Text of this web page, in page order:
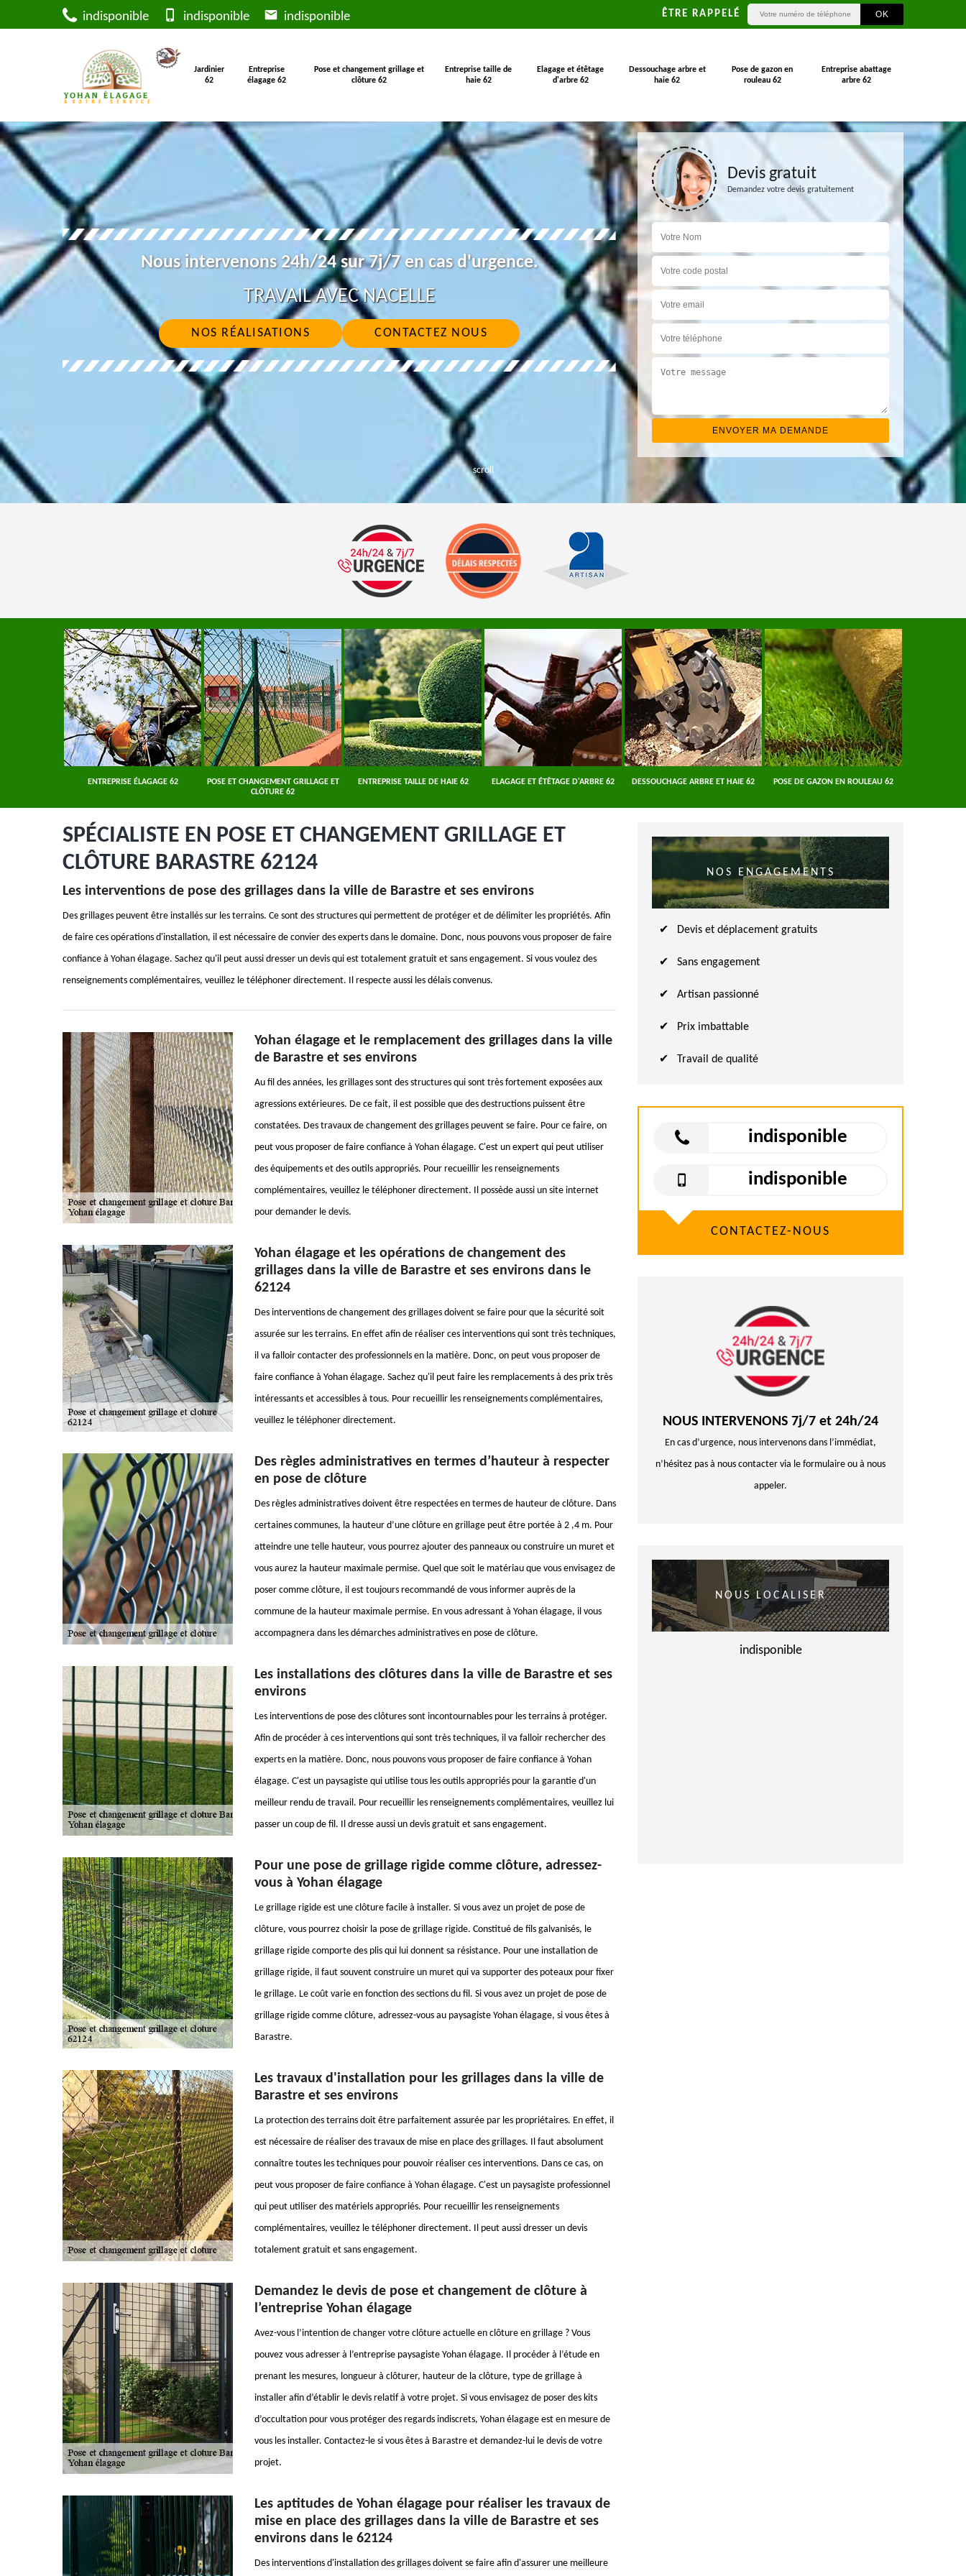
indisponible indisponible indisponible ÊTRE RAPPELÉ
Jardinier
62
Entreprise
élagage 62
Pose et changement grillage et
clôture 62
Entreprise taille de
haie 62
Elagage et étêtage
d'arbre 62
Dessouchage arbre et
haie 62
Pose de gazon en
rouleau 62
Entreprise abattage
arbre 62
scroll
Nous intervenons 24h/24 sur 7j/7 en cas d'urgence.
TRAVAIL AVEC NACELLE
NOS RÉALISATIONS CONTACTEZ NOUS
Devis gratuit
Demandez votre devis gratuitement
ENTREPRISE ÉLAGAGE 62
POSE ET CHANGEMENT GRILLAGE ET
CLÔTURE 62
ENTREPRISE TAILLE DE HAIE 62 ELAGAGE ET ÉTÊTAGE D'ARBRE 62 DESSOUCHAGE ARBRE ET HAIE 62 POSE DE GAZON EN ROULEAU 62
SPÉCIALISTE EN POSE ET CHANGEMENT GRILLAGE ET
CLÔTURE BARASTRE 62124
Les interventions de pose des grillages dans la ville de Barastre et ses environs
Des grillages peuvent être installés sur les terrains. Ce sont des structures qui permettent de protéger et de délimiter les propriétés. Afin
de faire ces opérations d'installation, il est nécessaire de convier des experts dans le domaine. Donc, nous pouvons vous proposer de faire
confiance à Yohan élagage. Sachez qu'il peut aussi dresser un devis qui est totalement gratuit et sans engagement. Si vous voulez des
renseignements complémentaires, veuillez le téléphoner directement. Il respecte aussi les délais convenus.
Yohan élagage et le remplacement des grillages dans la ville
de Barastre et ses environs
Au fil des années, les grillages sont des structures qui sont très fortement exposées aux
agressions extérieures. De ce fait, il est possible que des destructions puissent être
constatées. Des travaux de changement des grillages peuvent se faire. Pour ce faire, on
peut vous proposer de faire confiance à Yohan élagage. C'est un expert qui peut utiliser
des équipements et des outils appropriés. Pour recueillir les renseignements
complémentaires, veuillez le téléphoner directement. Il possède aussi un site internet
pour demander le devis.
Yohan élagage et les opérations de changement des
grillages dans la ville de Barastre et ses environs dans le
62124
Des interventions de changement des grillages doivent se faire pour que la sécurité soit
assurée sur les terrains. En effet afin de réaliser ces interventions qui sont très techniques,
il va falloir contacter des professionnels en la matière. Donc, on peut vous proposer de
faire confiance à Yohan élagage. Sachez qu'il peut faire les remplacements à des prix très
intéressants et accessibles à tous. Pour recueillir les renseignements complémentaires,
veuillez le téléphoner directement.
Des règles administratives en termes d’hauteur à respecter
en pose de clôture
Des règles administratives doivent être respectées en termes de hauteur de clôture. Dans
certaines communes, la hauteur d’une clôture en grillage peut être portée à 2 ,4 m. Pour
atteindre une telle hauteur, vous pourrez ajouter des panneaux ou construire un muret et
vous aurez la hauteur maximale permise. Quel que soit le matériau que vous envisagez de
poser comme clôture, il est toujours recommandé de vous informer auprès de la
commune de la hauteur maximale permise. En vous adressant à Yohan élagage, il vous
accompagnera dans les démarches administratives en pose de clôture.
Les installations des clôtures dans la ville de Barastre et ses
environs
Les interventions de pose des clôtures sont incontournables pour les terrains à protéger.
Afin de procéder à ces interventions qui sont très techniques, il va falloir rechercher des
experts en la matière. Donc, nous pouvons vous proposer de faire confiance à Yohan
élagage. C'est un paysagiste qui utilise tous les outils appropriés pour la garantie d'un
meilleur rendu de travail. Pour recueillir les renseignements complémentaires, veuillez lui
passer un coup de fil. Il dresse aussi un devis gratuit et sans engagement.
Pour une pose de grillage rigide comme clôture, adressez-
vous à Yohan élagage
Le grillage rigide est une clôture facile à installer. Si vous avez un projet de pose de
clôture, vous pourrez choisir la pose de grillage rigide. Constitué de fils galvanisés, le
grillage rigide comporte des plis qui lui donnent sa résistance. Pour une installation de
grillage rigide, il faut souvent construire un muret qui va supporter des poteaux pour fixer
le grillage. Le coût varie en fonction des sections du fil. Si vous avez un projet de pose de
grillage rigide comme clôture, adressez-vous au paysagiste Yohan élagage, si vous êtes à
Barastre.
Les travaux d'installation pour les grillages dans la ville de
Barastre et ses environs
La protection des terrains doit être parfaitement assurée par les propriétaires. En effet, il
est nécessaire de réaliser des travaux de mise en place des grillages. Il faut absolument
connaître toutes les techniques pour pouvoir réaliser ces interventions. Dans ce cas, on
peut vous proposer de faire confiance à Yohan élagage. C'est un paysagiste professionnel
qui peut utiliser des matériels appropriés. Pour recueillir les renseignements
complémentaires, veuillez le téléphoner directement. Il peut aussi dresser un devis
totalement gratuit et sans engagement.
Demandez le devis de pose et changement de clôture à
l’entreprise Yohan élagage
Avez-vous l’intention de changer votre clôture actuelle en clôture en grillage ? Vous
pouvez vous adresser à l’entreprise paysagiste Yohan élagage. Il procéder à l’étude en
prenant les mesures, longueur à clôturer, hauteur de la clôture, type de grillage à
installer afin d’établir le devis relatif à votre projet. Si vous envisagez de poser des kits
d’occultation pour vous protéger des regards indiscrets, Yohan élagage est en mesure de
vous les installer. Contactez-le si vous êtes à Barastre et demandez-lui le devis de votre
projet.
Les aptitudes de Yohan élagage pour réaliser les travaux de
mise en place des grillages dans la ville de Barastre et ses
environs dans le 62124
Des interventions d'installation des grillages doivent se faire afin d'assurer une meilleure
NOS ENGAGEMENTS
Devis et déplacement gratuits
Sans engagement
Artisan passionné
Prix imbattable
Travail de qualité
indisponible
indisponible
CONTACTEZ-NOUS
NOUS INTERVENONS 7j/7 et 24h/24
En cas d’urgence, nous intervenons dans l’immédiat,
n’hésitez pas à nous contacter via le formulaire ou à nous
appeler.
NOUS LOCALISER
indisponible